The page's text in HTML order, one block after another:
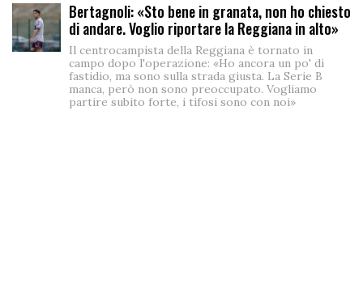
Bertagnoli: «Sto bene in granata, non ho chiesto
di andare. Voglio riportare la Reggiana in alto»
Il centrocampista della Reggiana è tornato in
campo dopo l'operazione: «Ho ancora un po' di
fastidio, ma sono sulla strada giusta. La Serie B
manca, però non sono preoccupato. Vogliamo
partire subito forte, i tifosi sono con noi»